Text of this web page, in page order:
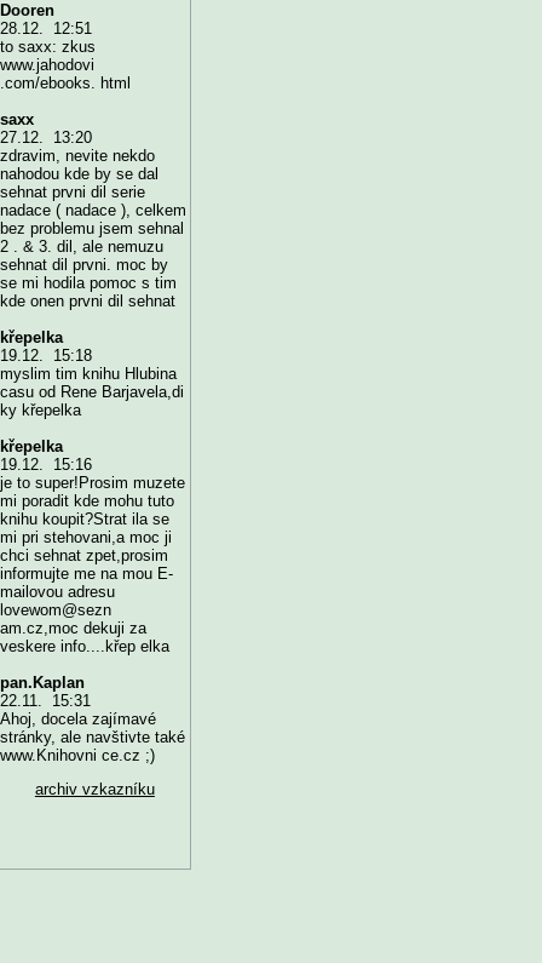
Dooren
28.12. 12:51
to saxx: zkus
www.jahodovi
.com/ebooks. html
saxx
27.12. 13:20
zdravim, nevite nekdo
nahodou kde by se dal
sehnat prvni dil serie
nadace ( nadace ), celkem
bez problemu jsem sehnal
2 . & 3. dil, ale nemuzu
sehnat dil prvni. moc by
se mi hodila pomoc s tim
kde onen prvni dil sehnat
křepelka
19.12. 15:18
myslim tim knihu Hlubina
casu od Rene Barjavela,di
ky křepelka
křepelka
19.12. 15:16
je to super!Prosim muzete
mi poradit kde mohu tuto
knihu koupit?Strat ila se
mi pri stehovani,a moc ji
chci sehnat zpet,prosim
informujte me na mou E-
mailovou adresu
lovewom@sezn
am.cz,moc dekuji za
veskere info....křep elka
pan.Kaplan
22.11. 15:31
Ahoj, docela zajímavé
stránky, ale navštivte také
www.Knihovni ce.cz ;)
archiv vzkazníku